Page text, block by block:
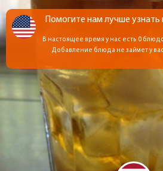
Помогите нам лучше
В настоящее время у нас есть 0
Добавление блюда не займет у